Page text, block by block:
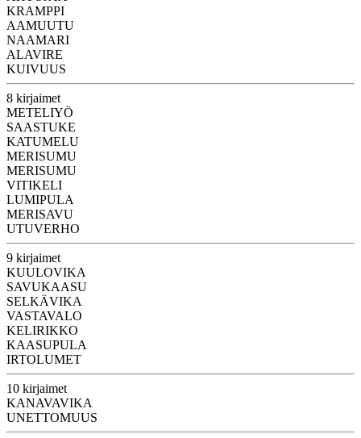
KRAMPPI
AAMUUTU
NAAMARI
ALAVIRE
KUIVUUS
8 kirjaimet
METELIYÖ
SAASTUKE
KATUMELU
MERISUMU
MERISUMU
VITIKELI
LUMIPULA
MERISAVU
UTUVERHO
9 kirjaimet
KUULOVIKA
SAVUKAASU
SELKÄVIKA
VASTAVALO
KELIRIKKO
KAASUPULA
IRTOLUMET
10 kirjaimet
KANAVAVIKA
UNETTOMUUS